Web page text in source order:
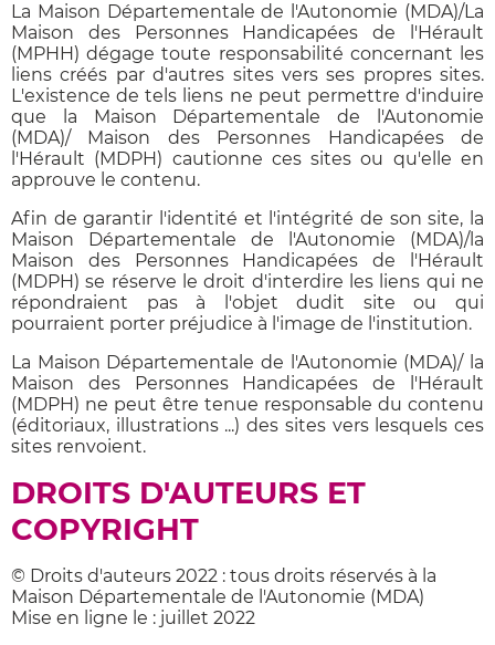
La Maison Départementale de l'Autonomie (MDA)/La
Maison des Personnes Handicapées de l'Hérault
(MPHH) dégage toute responsabilité concernant les
liens créés par d'autres sites vers ses propres sites.
L'existence de tels liens ne peut permettre d'induire
que la Maison Départementale de l'Autonomie
(MDA)/ Maison des Personnes Handicapées de
l'Hérault (MDPH) cautionne ces sites ou qu'elle en
approuve le contenu.
Afin de garantir l'identité et l'intégrité de son site, la
Maison Départementale de l'Autonomie (MDA)/la
Maison des Personnes Handicapées de l'Hérault
(MDPH) se réserve le droit d'interdire les liens qui ne
répondraient pas à l'objet dudit site ou qui
pourraient porter préjudice à l'image de l'institution.
La Maison Départementale de l'Autonomie (MDA)/ la
Maison des Personnes Handicapées de l'Hérault
(MDPH) ne peut être tenue responsable du contenu
(éditoriaux, illustrations ...) des sites vers lesquels ces
sites renvoient.
DROITS D'AUTEURS ET
COPYRIGHT
© Droits d'auteurs 2022 : tous droits réservés à la
Maison Départementale de l'Autonomie (MDA)
Mise en ligne le : juillet 2022